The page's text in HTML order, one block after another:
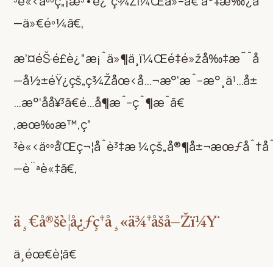
—ä»€éº¼ã€‚
æ’¤éŠ·é£è¿”æ¡ˆä»¶ä¸­ï¼Œé‡é»žå‰‡æ˜¯å
—å½±éŸ¿çš„ç¾Žåœ‹å…¬æ°‘æˆ–æ°¸ä¹…å±
…æ°‘å­å¥³ã€é…å¶æˆ–çˆ¶æ¯ã€
‚æœ‰æ™‚ç”
³è«‹äººå’Œç¬¦åˆè³‡æ
—è¨ªè«‡ã€‚
ä¸€å®šè¦å¿ƒç†å¸«ä¾†åšå—Žï¼Ÿ
ä¸éœ€è¦ã€